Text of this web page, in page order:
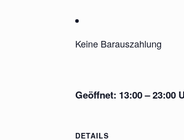
Keine Barauszahlung
Geöffnet: 13:00 – 23:00
DETAILS